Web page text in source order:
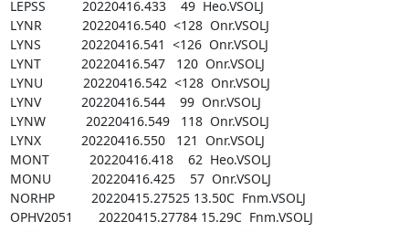
LEPSS          20220416.433    49  Heo.VSOLJ
LYNR           20220416.540  <128  Onr.VSOLJ
LYNS           20220416.541  <126  Onr.VSOLJ
LYNT           20220416.547   120  Onr.VSOLJ
LYNU           20220416.542  <128  Onr.VSOLJ
LYNV           20220416.544    99  Onr.VSOLJ
LYNW           20220416.549   118  Onr.VSOLJ
LYNX           20220416.550   121  Onr.VSOLJ
MONT           20220416.418    62  Heo.VSOLJ
MONU           20220416.425    57  Onr.VSOLJ
NORHP          20220415.27525 13.50C  Fnm.VSOLJ
OPHV2051       20220415.27784 15.29C  Fnm.VSOLJ